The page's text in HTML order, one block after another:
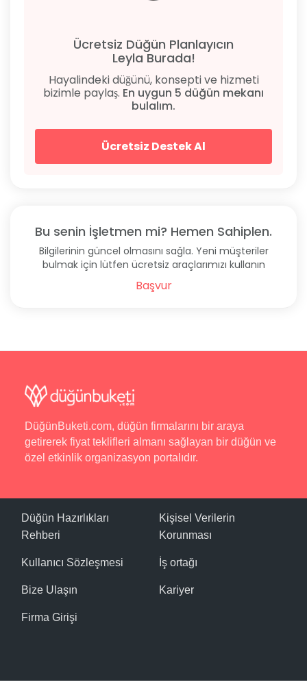
Ücretsiz Düğün Planlayıcın
Leyla Burada!
Hayalindeki düğünü, konsepti ve hizmeti
bizimle paylaş. En uygun 5 düğün mekanı
bulalım.
Ücretsiz Destek Al
Bu senin İşletmen mi? Hemen Sahiplen.
Bilgilerinin güncel olmasını sağla. Yeni müşteriler
bulmak için lütfen ücretsiz araçlarımızı kullanın
Başvur
DüğünBuketi.com, düğün firmalarını bir araya
getirerek fiyat teklifleri almanı sağlayan bir düğün ve
özel etkinlik organizasyon portalıdır.
Düğün Hazırlıkları
Rehberi
Kullanıcı Sözleşmesi
Bize Ulaşın
Firma Girişi
Kişisel Verilerin
Korunması
İş ortağı
Kariyer